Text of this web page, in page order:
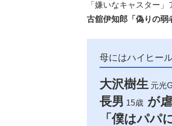
「嫌いなキャスター
古舘伊知郎「偽りの弱
母にはハイヒー
大沢樹生 元光
長男 15歳 が
「僕はパパ